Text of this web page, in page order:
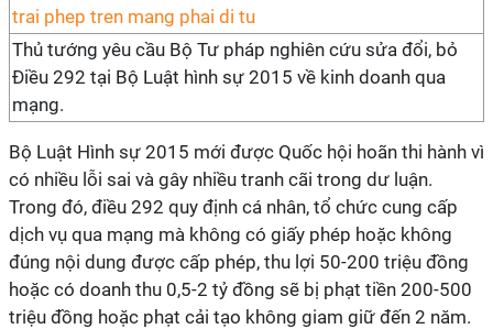
Thủ tướng yêu cầu Bộ Tư pháp nghiên cứu sửa đổi, bỏ
Điều 292 tại Bộ Luật hình sự 2015 về kinh doanh qua
mạng.
Bộ Luật Hình sự 2015 mới được Quốc hội hoãn thi hành vì
có nhiều lỗi sai và gây nhiều tranh cãi trong dư luận.
Trong đó, điều 292 quy định cá nhân, tổ chức cung cấp
dịch vụ qua mạng mà không có giấy phép hoặc không
đúng nội dung được cấp phép, thu lợi 50-200 triệu đồng
hoặc có doanh thu 0,5-2 tỷ đồng sẽ bị phạt tiền 200-500
triệu đồng hoặc phạt cải tạo không giam giữ đến 2 năm.